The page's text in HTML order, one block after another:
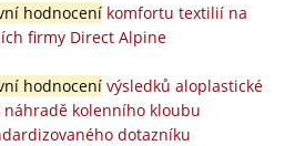
hodnoceníkomfortu textilií na
firmy Direct Alpine
hodnocenívýsledků aloplastické
kolenního kloubu
dotazníku